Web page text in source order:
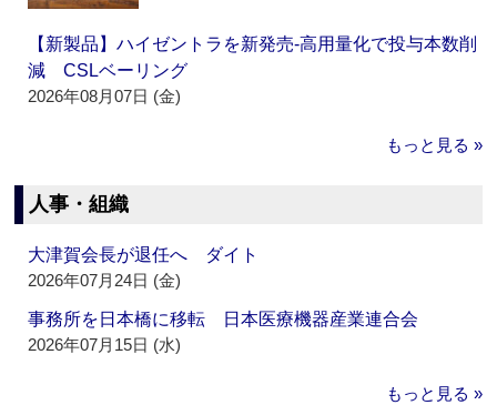
【新製品】ハイゼントラを新発売‐高用量化で投与本数削
減 CSLベーリング
2026年08月07日 (金)
もっと見る »
人事・組織
大津賀会長が退任へ ダイト
2026年07月24日 (金)
事務所を日本橋に移転 日本医療機器産業連合会
2026年07月15日 (水)
もっと見る »